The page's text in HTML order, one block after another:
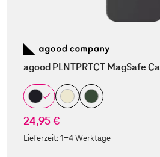
agood PLNTPRTCT MagSafe
24,95 €
Lieferzeit:1-4 Werktage